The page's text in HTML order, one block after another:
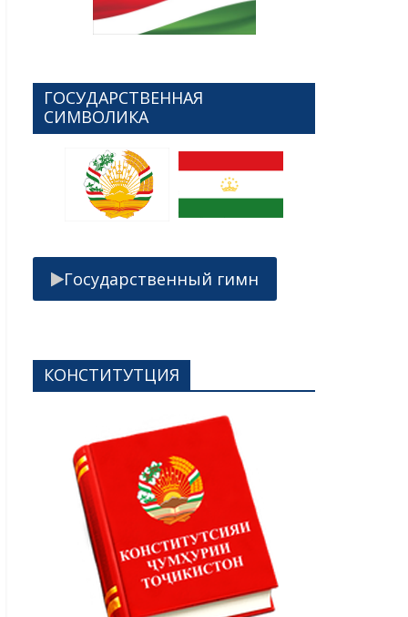
ГОСУДАРСТВЕННАЯ
СИМВОЛИКА
Государственный гимн
КОНСТИТУТЦИЯ